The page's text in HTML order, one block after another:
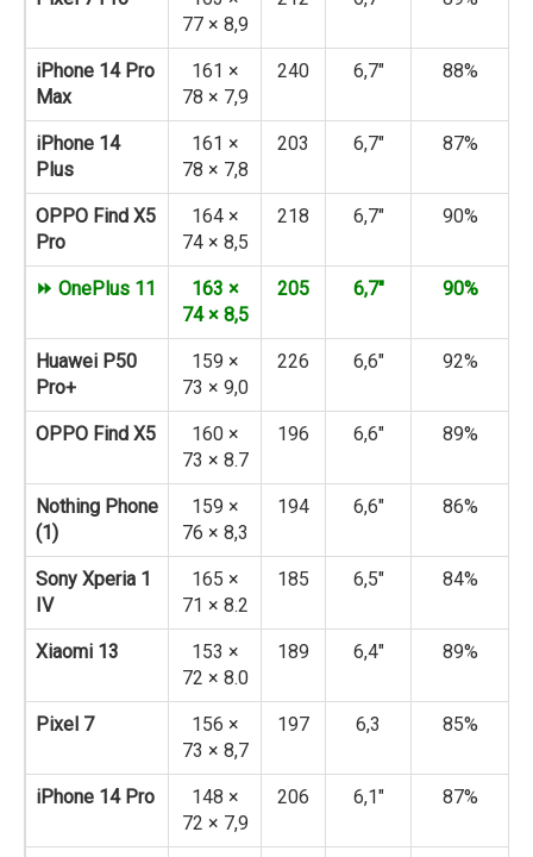
77 × 8,9
iPhone 14 Pro
Max
161 ×
78 × 7,9
240 6,7″ 88%
iPhone 14
Plus
161 ×
78 × 7,8
203 6,7″ 87%
OPPO Find X5
Pro
164 ×
74 × 8,5
218 6,7″ 90%
⏩ OnePlus 11
163 ×
74 × 8,5
205 6,7″ 90%
Huawei P50
Pro+
159 ×
73 × 9,0
226 6,6″ 92%
OPPO Find X5
160 ×
73 × 8.7
196 6,6″ 89%
Nothing Phone
(1)
159 ×
76 × 8,3
194 6,6″ 86%
Sony Xperia 1
IV
165 ×
71 × 8.2
185 6,5″ 84%
Xiaomi 13
153 ×
72 × 8.0
189 6,4″ 89%
Pixel 7
156 ×
73 × 8,7
197 6,3 85%
iPhone 14 Pro
148 ×
72 × 7,9
206 6,1″ 87%